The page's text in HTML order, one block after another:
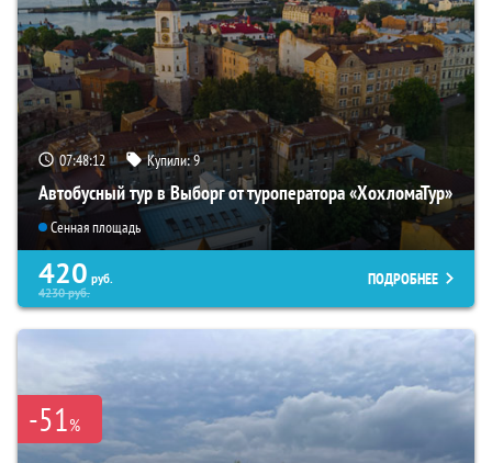
07:48:11 Купили:9
Автобусный тур в Выборг от туроператора «ХохломаТур»
Сенная площадь
420 руб.
4230руб.
ПОДРОБНЕЕ
-51%